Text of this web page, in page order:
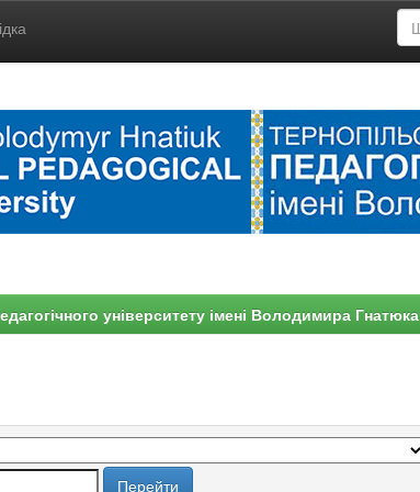
університету імені Володимира Гнатюка